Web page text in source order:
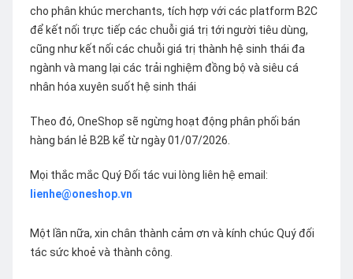
cho phân khúc merchants, tích hợp với các platform B2C
để kết nối trực tiếp các chuỗi giá trị tới người tiêu dùng,
cũng như kết nối các chuỗi giá trị thành hệ sinh thái đa
ngành và mang lại các trải nghiệm đồng bộ và siêu cá
nhân hóa xuyên suốt hệ sinh thái
Theo đó, OneShop sẽ ngừng hoạt động phân phối bán
hàng bán lẻ B2B kể từ ngày 01/07/2026.
Mọi thắc mắc Quý Đối tác vui lòng liên hệ email:
lienhe@oneshop.vn
Một lần nữa, xin chân thành cảm ơn và kính chúc Quý đối
tác sức khoẻ và thành công.